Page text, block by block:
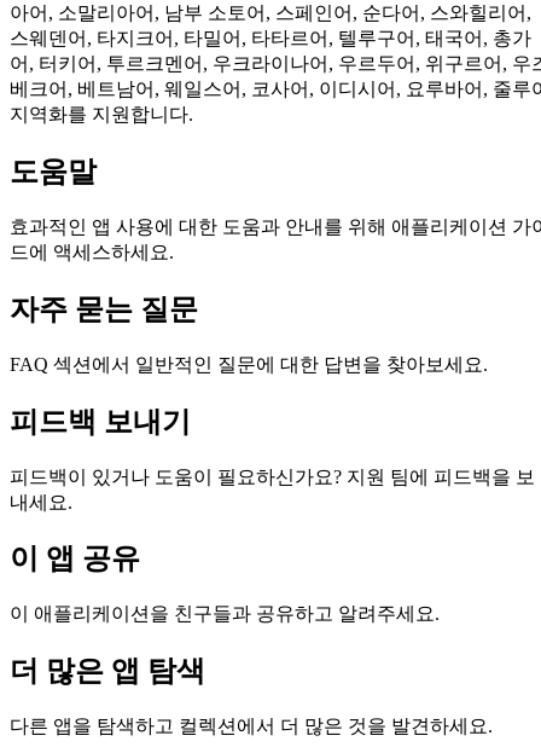
아어, 소말리아어, 남부 소토어, 스페인어, 순다어, 스와힐리어,
스웨덴어, 타지크어, 타밀어, 타타르어, 텔루구어, 태국어, 총가
어, 터키어, 투르크멘어, 우크라이나어, 우르두어, 위구르어, 우
베크어, 베트남어, 웨일스어, 코사어, 이디시어, 요루바어, 줄루
지역화를 지원합니다.
도움말
효과적인 앱 사용에 대한 도움과 안내를 위해 애플리케이션 가
드에 액세스하세요.
자주 묻는 질문
FAQ 섹션에서 일반적인 질문에 대한 답변을 찾아보세요.
피드백 보내기
피드백이 있거나 도움이 필요하신가요? 지원 팀에 피드백을 보
내세요.
이 앱 공유
이 애플리케이션을 친구들과 공유하고 알려주세요.
더 많은 앱 탐색
다른 앱을 탐색하고 컬렉션에서 더 많은 것을 발견하세요.